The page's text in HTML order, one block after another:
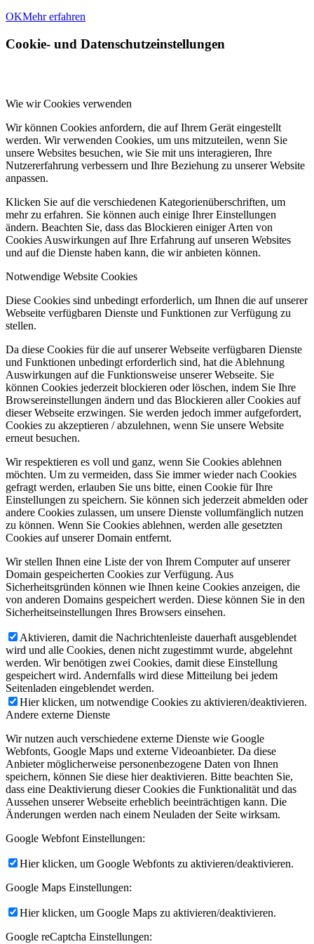
OKMehr erfahren
Cookie- und Datenschutzeinstellungen
Wie wir Cookies verwenden
Wir können Cookies anfordern, die auf Ihrem Gerät eingestellt
werden. Wir verwenden Cookies, um uns mitzuteilen, wenn Sie
unsere Websites besuchen, wie Sie mit uns interagieren, Ihre
Nutzererfahrung verbessern und Ihre Beziehung zu unserer Website
anpassen.
Klicken Sie auf die verschiedenen Kategorienüberschriften, um
mehr zu erfahren. Sie können auch einige Ihrer Einstellungen
ändern. Beachten Sie, dass das Blockieren einiger Arten von
Cookies Auswirkungen auf Ihre Erfahrung auf unseren Websites
und auf die Dienste haben kann, die wir anbieten können.
Notwendige Website Cookies
Diese Cookies sind unbedingt erforderlich, um Ihnen die auf unserer
Webseite verfügbaren Dienste und Funktionen zur Verfügung zu
stellen.
Da diese Cookies für die auf unserer Webseite verfügbaren Dienste
und Funktionen unbedingt erforderlich sind, hat die Ablehnung
Auswirkungen auf die Funktionsweise unserer Webseite. Sie
können Cookies jederzeit blockieren oder löschen, indem Sie Ihre
Browsereinstellungen ändern und das Blockieren aller Cookies auf
dieser Webseite erzwingen. Sie werden jedoch immer aufgefordert,
Cookies zu akzeptieren / abzulehnen, wenn Sie unsere Website
erneut besuchen.
Wir respektieren es voll und ganz, wenn Sie Cookies ablehnen
möchten. Um zu vermeiden, dass Sie immer wieder nach Cookies
gefragt werden, erlauben Sie uns bitte, einen Cookie für Ihre
Einstellungen zu speichern. Sie können sich jederzeit abmelden oder
andere Cookies zulassen, um unsere Dienste vollumfänglich nutzen
zu können. Wenn Sie Cookies ablehnen, werden alle gesetzten
Cookies auf unserer Domain entfernt.
Wir stellen Ihnen eine Liste der von Ihrem Computer auf unserer
Domain gespeicherten Cookies zur Verfügung. Aus
Sicherheitsgründen können wie Ihnen keine Cookies anzeigen, die
von anderen Domains gespeichert werden. Diese können Sie in den
Sicherheitseinstellungen Ihres Browsers einsehen.
Aktivieren, damit die Nachrichtenleiste dauerhaft ausgeblendet
wird und alle Cookies, denen nicht zugestimmt wurde, abgelehnt
werden. Wir benötigen zwei Cookies, damit diese Einstellung
gespeichert wird. Andernfalls wird diese Mitteilung bei jedem
Seitenladen eingeblendet werden.
Hier klicken, um notwendige Cookies zu aktivieren/deaktivieren.
Andere externe Dienste
Wir nutzen auch verschiedene externe Dienste wie Google
Webfonts, Google Maps und externe Videoanbieter. Da diese
Anbieter möglicherweise personenbezogene Daten von Ihnen
speichern, können Sie diese hier deaktivieren. Bitte beachten Sie,
dass eine Deaktivierung dieser Cookies die Funktionalität und das
Aussehen unserer Webseite erheblich beeinträchtigen kann. Die
Änderungen werden nach einem Neuladen der Seite wirksam.
Google Webfont Einstellungen:
Hier klicken, um Google Webfonts zu aktivieren/deaktivieren.
Google Maps Einstellungen:
Hier klicken, um Google Maps zu aktivieren/deaktivieren.
Google reCaptcha Einstellungen: